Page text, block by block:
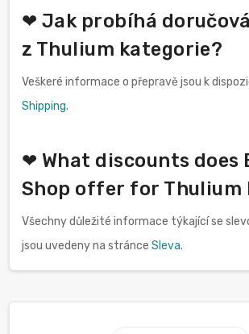
❤ Jak probíhá
z Thulium kategorie?
Veškeré informace o přepravě jsou k
Shipping.
❤ What discounts does
Shop offer for Thulium
Všechny důležité informace týkající se
jsou uvedeny na stránce Sleva.